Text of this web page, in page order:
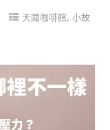
天國咖啡館, 小故